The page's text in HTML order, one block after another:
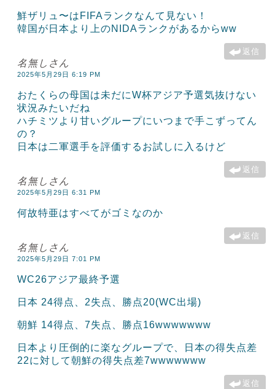
鮮ザリュ〜はFIFAランクなんて見ない！
韓国が日本より上のNIDAランクがあるからww
返信
名無しさん
2025年5月29日 6:19 PM
おたくらの母国は未だにW杯アジア予選気抜けない
状況みたいだね
ハチミツより甘いグループにいつまで手こずってん
の？
日本は二軍選手を評価するお試しに入るけど
返信
名無しさん
2025年5月29日 6:31 PM
何故特亜はすべてがゴミなのか
返信
名無しさん
2025年5月29日 7:01 PM
WC26アジア最終予選
日本 24得点、2失点、勝点20(WC出場)
朝鮮 14得点、7失点、勝点16wwwwwww
日本より圧倒的に楽なグループで、日本の得失点差
22に対して朝鮮の得失点差7wwwwwww
返信